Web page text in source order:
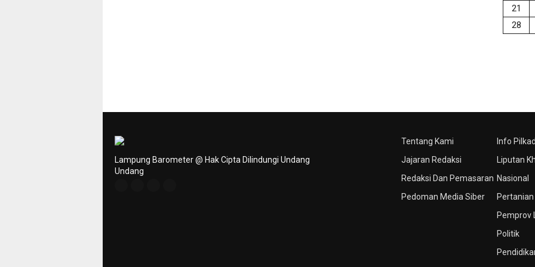
21
28
Tentang Kami
Jajaran Redaksi
Redaksi Dan Pemasaran
Pedoman Media Siber
Info
Liputan
Nasional
Pertanian
Pemprov
Politik
Lampung Barometer @ Hak Cipta Dilindungi Undang
Undang